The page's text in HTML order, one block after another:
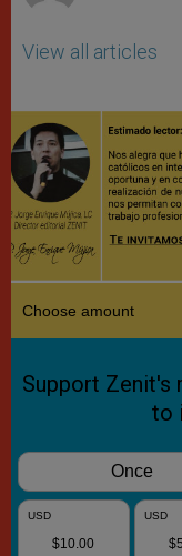
View all articles